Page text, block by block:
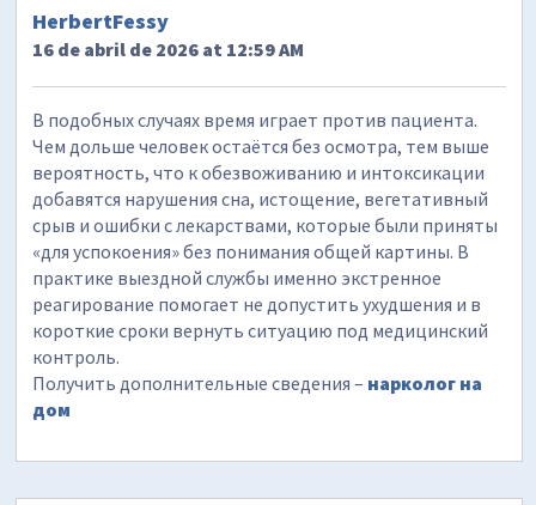
HerbertFessy
16 de abril de 2026 at 12:59 AM
В подобных случаях время играет против пациента.
Чем дольше человек остаётся без осмотра, тем выше
вероятность, что к обезвоживанию и интоксикации
добавятся нарушения сна, истощение, вегетативный
срыв и ошибки с лекарствами, которые были приняты
«для успокоения» без понимания общей картины. В
практике выездной службы именно экстренное
реагирование помогает не допустить ухудшения и в
короткие сроки вернуть ситуацию под медицинский
контроль.
Получить дополнительные сведения – нарколог на
дом